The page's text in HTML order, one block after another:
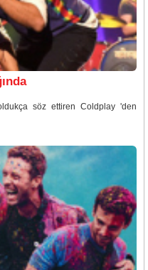
söz ettiren Coldplay 'den